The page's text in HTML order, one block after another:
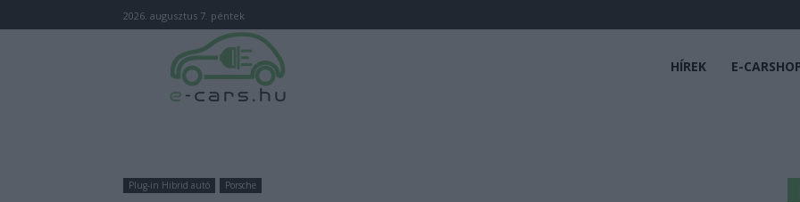
2026. augusztus 7. péntek
HÍREK E-
Plug-in Hibrid autó Porsche